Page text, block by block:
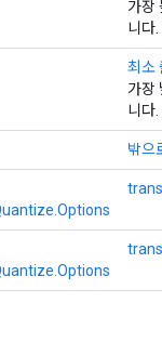
가장
니다.
최소
가장
니다.
밖으